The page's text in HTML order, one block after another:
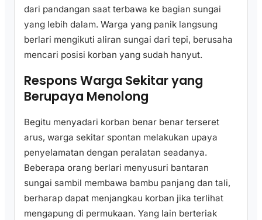
dari pandangan saat terbawa ke bagian sungai
yang lebih dalam. Warga yang panik langsung
berlari mengikuti aliran sungai dari tepi, berusaha
mencari posisi korban yang sudah hanyut.
Respons Warga Sekitar yang
Berupaya Menolong
Begitu menyadari korban benar benar terseret
arus, warga sekitar spontan melakukan upaya
penyelamatan dengan peralatan seadanya.
Beberapa orang berlari menyusuri bantaran
sungai sambil membawa bambu panjang dan tali,
berharap dapat menjangkau korban jika terlihat
mengapung di permukaan. Yang lain berteriak